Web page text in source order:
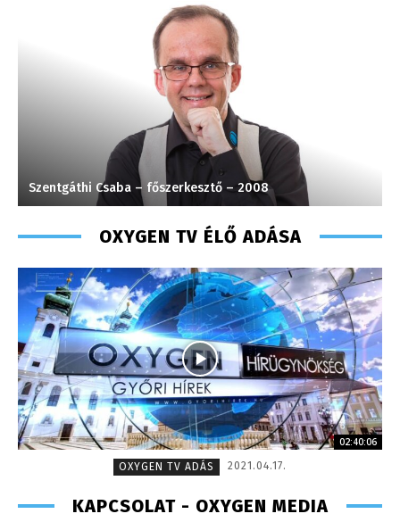
Szentgáthi Csaba – főszerkesztő – 2008
OXYGEN TV ÉLŐ ADÁSA
02:40:06
OXYGEN TV ADÁS
2021.04.17.
KAPCSOLAT - OXYGEN MEDIA